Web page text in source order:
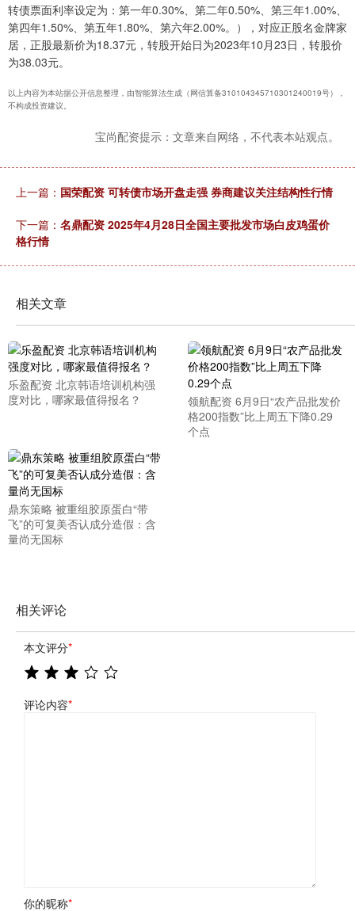
转债票面利率设定为：第一年0.30%、第二年0.50%、第三年1.00%、
第四年1.50%、第五年1.80%、第六年2.00%。），对应正股名金牌家
居，正股最新价为18.37元，转股开始日为2023年10月23日，转股价
为38.03元。
以上内容为本站据公开信息整理，由智能算法生成（网信算备310104345710301240019号），
不构成投资建议。
宝尚配资提示：文章来自网络，不代表本站观点。
上一篇： 国荣配资 可转债市场开盘走强 券商建议关注结构性行情
下一篇： 名鼎配资 2025年4月28日全国主要批发市场白皮鸡蛋价
格行情
相关文章
乐盈配资 北京韩语培训机构强
度对比，哪家最值得报名？
领航配资 6月9日“农产品批发价
格200指数”比上周五下降0.29
个点
鼎东策略 被重组胶原蛋白“带
飞”的可复美否认成分造假：含
量尚无国标
相关评论
本文评分*
评论内容*
你的昵称*